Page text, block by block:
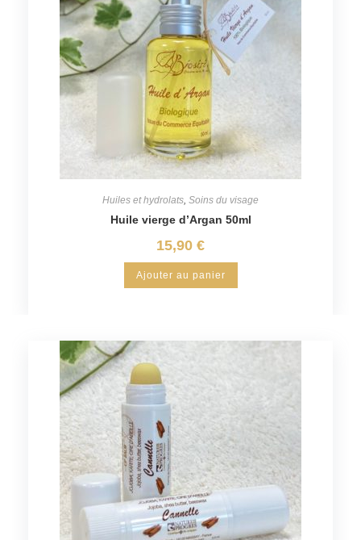
Huiles et hydrolats, Soins du visage
Huile vierge d’Argan 50ml
15,90 €
Ajouter au panier